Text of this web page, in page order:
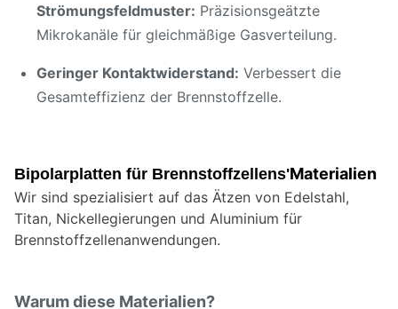
Strömungsfeldmuster: Präzisionsgeätzte
Mikrokanäle für gleichmäßige Gasverteilung.
Geringer Kontaktwiderstand: Verbessert die
Gesamteffizienz der Brennstoffzelle.
Bipolarplatten für Brennstoffzellens'Materialien
Wir sind spezialisiert auf das Ätzen von Edelstahl,
Titan, Nickellegierungen und Aluminium für
Brennstoffzellenanwendungen.
Warum diese Materialien?